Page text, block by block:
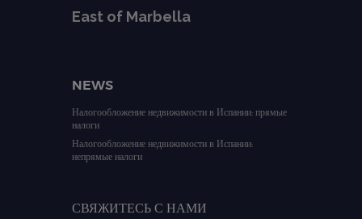
East of Marbella
NEWS
Налогообложение недвижимости в Испании: прямые
налоги
Налогообложение недвижимости в Испании:
непрямые налоги
СВЯЖИТЕСЬ С НАМИ